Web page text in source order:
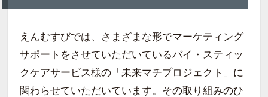
えんむすびでは、さまざまな形でマーケティング
サポートをさせていただいているバイ・スティッ
クケアサービス様の「未来マチプロジェクト」に
関わらせていただいています。その取り組みのひ